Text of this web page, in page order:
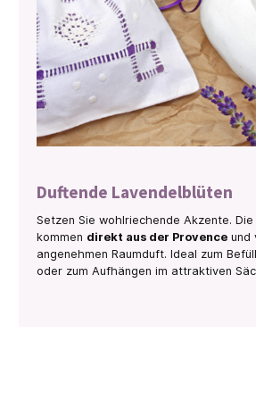
Duftende Lavendelblüten
Setzen Sie wohlriechende Akzente.
kommen direkt aus der Provence und
angenehmen Raumduft. Ideal zum
oder zum Aufhängen im attraktiven